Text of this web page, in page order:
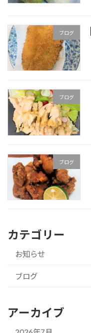
ブログ
ブログ
ブログ
カテゴリー
お知らせ
ブログ
アーカイブ